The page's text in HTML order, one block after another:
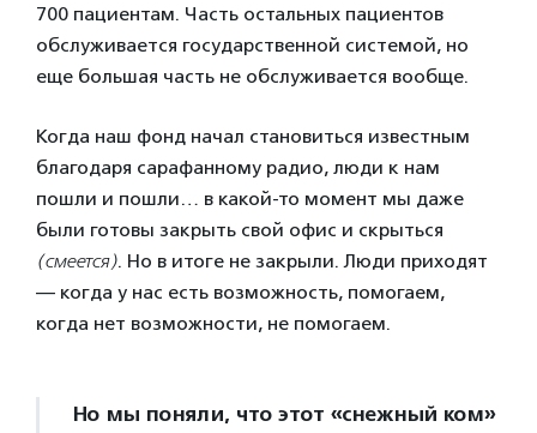
700 пациентам. Часть остальных пациентов
обслуживается государственной системой, но
еще большая часть не обслуживается вообще.
Когда наш фонд начал становиться известным
благодаря сарафанному радио, люди к нам
пошли и пошли… в какой-то момент мы даже
были готовы закрыть свой офис и скрыться
(смеется). Но в итоге не закрыли. Люди приходят
— когда у нас есть возможность, помогаем,
когда нет возможности, не помогаем.
Но мы поняли, что этот «снежный ком»